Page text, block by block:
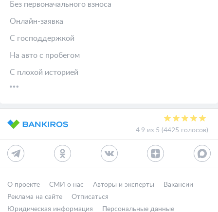
Без первоначального взноса
Онлайн-заявка
С господдержкой
На авто с пробегом
С плохой историей
4.9 из 5 (4425 голосов)
О проекте СМИ о нас Авторы и эксперты
Вакансии
Реклама на сайте
Отписаться
Юридическая информация
Персональные данные